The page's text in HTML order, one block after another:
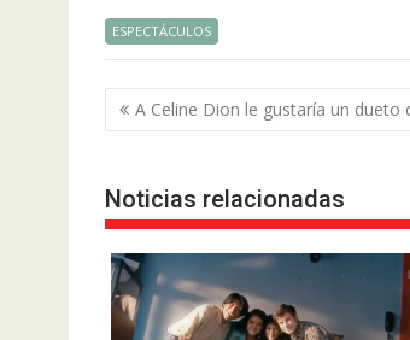
ESPECTÁCULOS
Navegación
de
A Celine Dion le gustaría un dueto
Noticias relacionadas